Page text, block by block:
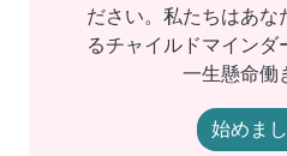
ださい。私たちはあな
るチャイルドマインダ
一生懸命働
始めま